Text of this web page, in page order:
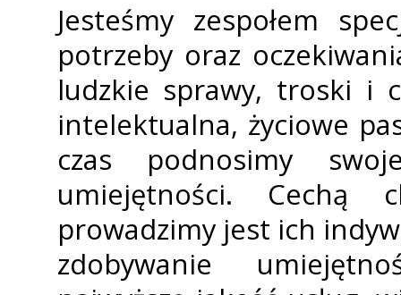
Jesteśmy zespołem
potrzeby oraz
ludzkie sprawy, troski i
intelektualna, życiowe
czas podnosimy
umiejętności. Cechą
prowadzimy jest ich
zdobywanie